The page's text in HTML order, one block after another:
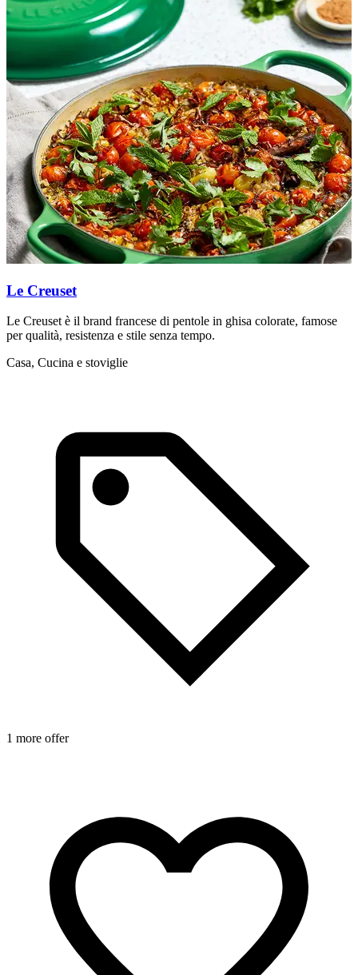
Le Creuset
Le Creuset è il brand francese di pentole in ghisa colorate, famose
per qualità, resistenza e stile senza tempo.
Casa, Cucina e stoviglie
1 more offer